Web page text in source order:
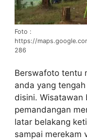
Foto :
https://
286
Berswafoto tentu
anda yang
disini. Wisatawan
pemandangan
latar belakang
sampai merekam